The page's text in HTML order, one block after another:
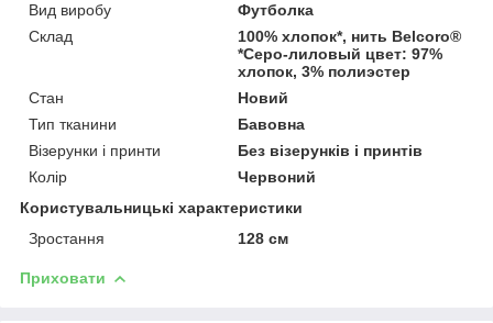
Вид виробу
Футболка
Склад
100% хлопок*, нить Belcoro®
*Серо-лиловый цвет: 97%
хлопок, 3% полиэстер
Стан
Новий
Тип тканини
Бавовна
Візерунки і принти
Без візерунків і принтів
Колір
Червоний
Користувальницькі характеристики
Зростання
128 см
Приховати